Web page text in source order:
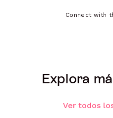
Connect with
Explora
Ver todos